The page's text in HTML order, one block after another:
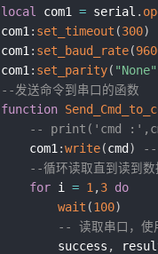
local
com1 = serial .
com1 : set_timeout (300)
com1 : set_baud_rate(
com1 : set_parity( "None"
--发送命令到串口的函数
function
-- print('cmd
    com1
:write(cmd )
--
--循环读取直到读到
for i = 1 ,3 do
wait (100)
-- 读取串口，使
        success
,